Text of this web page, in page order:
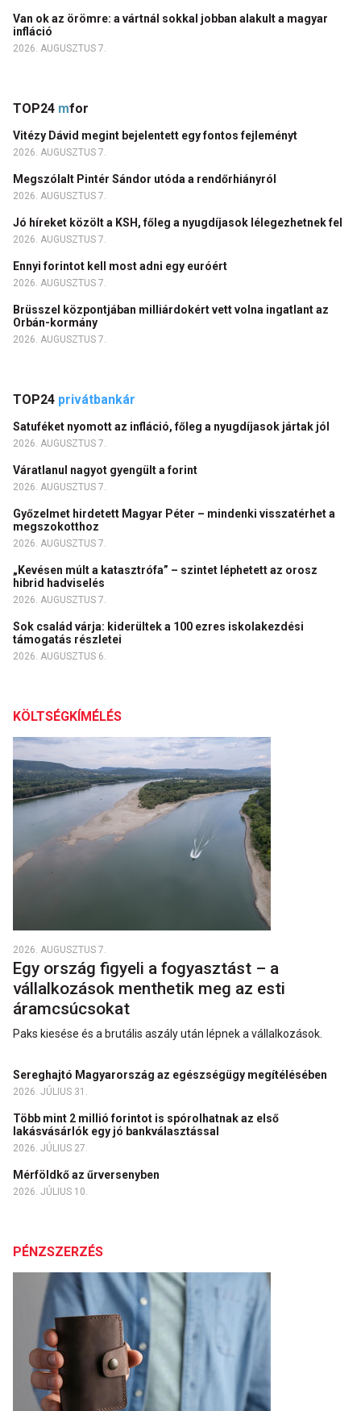
Van ok az örömre: a vártnál sokkal jobban alakult a magyar
infláció
2026. AUGUSZTUS 7.
TOP24 mfor
Vitézy Dávid megint bejelentett egy fontos fejleményt
2026. AUGUSZTUS 7.
Megszólalt Pintér Sándor utóda a rendőrhiányról
2026. AUGUSZTUS 7.
Jó híreket közölt a KSH, főleg a nyugdíjasok lélegezhetnek fel
2026. AUGUSZTUS 7.
Ennyi forintot kell most adni egy euróért
2026. AUGUSZTUS 7.
Brüsszel központjában milliárdokért vett volna ingatlant az
Orbán-kormány
2026. AUGUSZTUS 7.
TOP24 privátbankár
Satuféket nyomott az infláció, főleg a nyugdíjasok jártak jól
2026. AUGUSZTUS 7.
Váratlanul nagyot gyengült a forint
2026. AUGUSZTUS 7.
Győzelmet hirdetett Magyar Péter – mindenki visszatérhet a
megszokotthoz
2026. AUGUSZTUS 7.
„Kevésen múlt a katasztrófa” – szintet léphetett az orosz
hibrid hadviselés
2026. AUGUSZTUS 7.
Sok család várja: kiderültek a 100 ezres iskolakezdési
támogatás részletei
2026. AUGUSZTUS 6.
KÖLTSÉGKÍMÉLÉS
2026. AUGUSZTUS 7.
Egy ország figyeli a fogyasztást – a
vállalkozások menthetik meg az esti
áramcsúcsokat
Paks kiesése és a brutális aszály után lépnek a vállalkozások.
Sereghajtó Magyarország az egészségügy megítélésében
2026. JÚLIUS 31.
Több mint 2 millió forintot is spórolhatnak az első
lakásvásárlók egy jó bankválasztással
2026. JÚLIUS 27.
Mérföldkő az űrversenyben
2026. JÚLIUS 10.
PÉNZSZERZÉS